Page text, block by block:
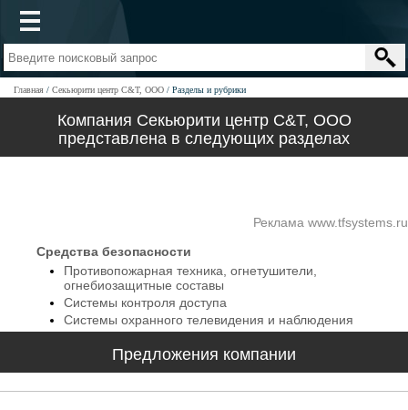
Главная Секьюрити центр С&Т, ООО Разделы и рубрики
Компания Секьюрити центр С&Т, ООО
представлена в следующих разделах
Реклама www.tfsystems.ru
Средства безопасности
Противопожарная техника, огнетушители,
огнебиозащитные составы
Системы контроля доступа
Системы охранного телевидения и наблюдения
Предложения компании